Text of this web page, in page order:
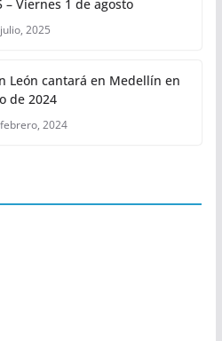
– Viernes 1 de agosto
2025
León cantará en Medellín en
de 2024
2024